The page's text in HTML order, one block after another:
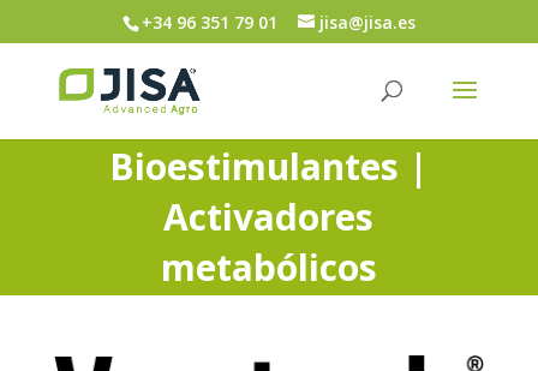
+34 96 351 79 01 jisa@jisa.es
Bioestimulantes |
Activadores
metabólicos